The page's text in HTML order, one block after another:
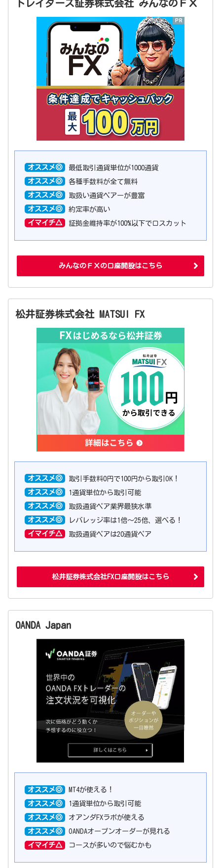
トレイダーズ証券株式会社 みんなのＦＸ
オススメ◎ 最低取引通貨単位が1000通貨
オススメ◎ 各種手数料が全て無料
オススメ◎ 取扱い通貨ペアーが豊富
オススメ◎ 約定率が高い
イマイチ△ 証拠金維持率が100%以下でロスカット
みんなのＦＸの口座開設はこちら
松井証券株式会社 MATSUI FX
オススメ◎
取引手数料0円で100円から取引OK！
オススメ◎
1通貨単位から取引可能
オススメ◎
取扱通貨ペア業界最狭水準
オススメ◎
レバレッジ率は1倍〜25倍、選べる！
イマイチ△
取扱通貨ペアは20通貨ペア
松井証券株式会社FX口座開設はこちら
OANDA Japan
オススメ◎ MT4が使える！
オススメ◎ 1通貨単位から取引可能
オススメ◎ オアンダFXラボが使える
オススメ◎ OANDAオープンオーダーが見れる
イマイチ△ コースが多いので悩むかも